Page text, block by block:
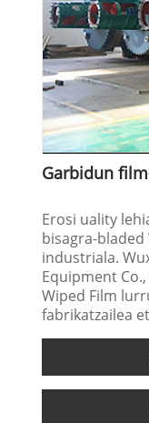
Garbidun
Erosi uality
bisagra-
industriala.
Equipment
Wiped Film
fabrikatzailea